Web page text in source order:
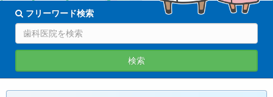
フリーワード検索
検索